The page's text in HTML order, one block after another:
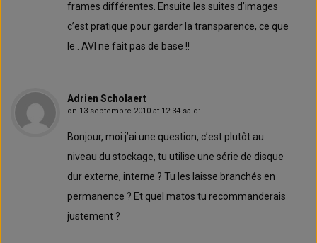
frames différentes. Ensuite les suites d’images
c’est pratique pour garder la transparence, ce que
le . AVI ne fait pas de base !!
Adrien Scholaert
on 13 septembre 2010 at 12:34 said:
Bonjour, moi j’ai une question, c’est plutôt au
niveau du stockage, tu utilise une série de disque
dur externe, interne ? Tu les laisse branchés en
permanence ? Et quel matos tu recommanderais
justement ?